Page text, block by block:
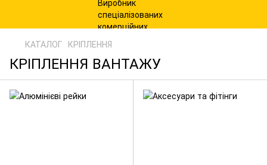
КАТАЛОГ КРІПЛЕННЯ
КРІПЛЕННЯ ВАНТАЖУ